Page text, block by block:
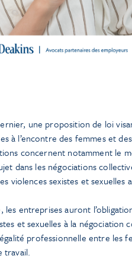
une proposition de loi
à l’encontre des femmes et
concernent notamment le
dans les négociations
violences sexistes et sexuelles
les entreprises auront
et sexuelles à la négociation
professionnelle entre les
travail.